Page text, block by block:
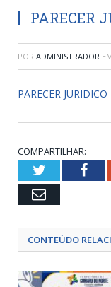
PARECER
POR ADMINISTRADOR
PARECER JURIDICO
COMPARTILHAR:
Twitter
Email
CONTEÚDO